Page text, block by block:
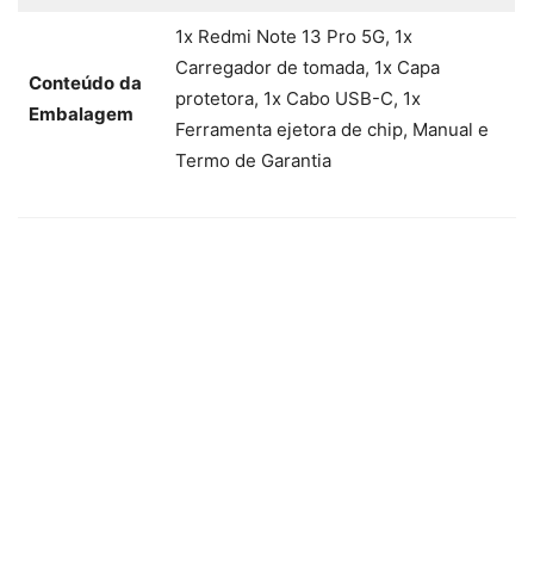
Conteúdo da
Embalagem
1x Redmi Note 13 Pro 5G, 1x
Carregador de tomada, 1x Capa
protetora, 1x Cabo USB-C, 1x
Ferramenta ejetora de chip, Manual e
Termo de Garantia